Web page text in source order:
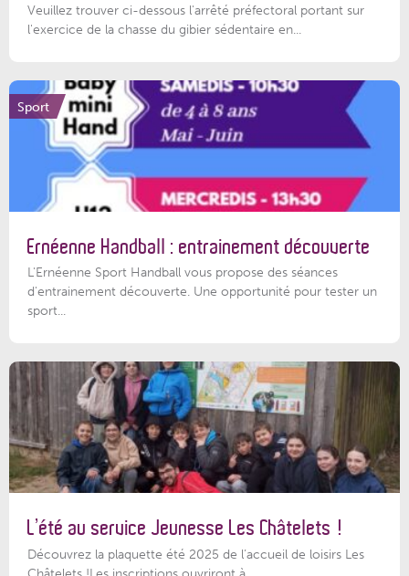
Veuillez trouver ci-dessous l'arrêté préfectoral portant sur
l'exercice de la chasse du gibier sédentaire en...
Sport
Ernéenne Handball : entrainement découverte
L'Ernéenne Sport Handball vous propose des séances
d'entrainement découverte. Une opportunité pour tester un
sport...
L’été au service Jeunesse Les Châtelets !
Découvrez la plaquette été 2025 de l’accueil de loisirs Les